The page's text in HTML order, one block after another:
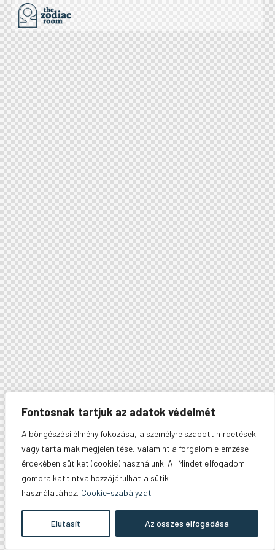
Fontosnak tartjuk az adatok védelmét
A böngészési élmény fokozása, a személyre szabott hirdetések
vagy tartalmak megjelenítése, valamint a forgalom elemzése
érdekében sütiket (cookie) használunk. A "Mindet elfogadom"
gombra kattintva hozzájárulhat a sütik
használatához. Cookie-szabályzat
Elutasít Az összes elfogadása